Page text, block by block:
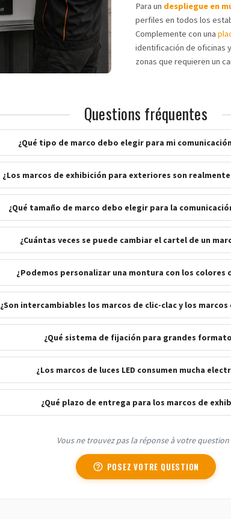
Para un despliegue en
perfiles en todos los
Complemente con una
identificación de oficinas
zonas que requieren un
Questions fréquentes
¿Qué tipo de marco debo elegir para mi
¿Los marcos de exhibición para exteriores son
¿Qué tamaño de marco debo elegir para la
¿Cuántas veces se puede cambiar el cartel de un
¿Podemos personalizar una montura con los colores
¿Son intercambiables los marcos de clic-clac y los
¿Qué sistema de fijación para grandes
¿Los marcos de luces LED consumen mucha
¿Qué plazo de entrega para los marcos de
Vous ne trouvez pas la réponse à votre question
help_outline POSEZ VOTRE QUESTION